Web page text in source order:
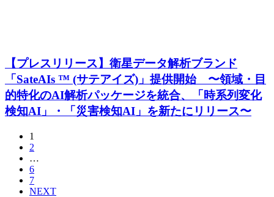
【プレスリリース】衛星データ解析ブランド
「SateAIs ™ (サテアイズ)」提供開始 〜領域・目
的特化のAI解析パッケージを統合、「時系列変化
検知AI」・「災害検知AI」を新たにリリース〜
1
2
…
6
7
NEXT